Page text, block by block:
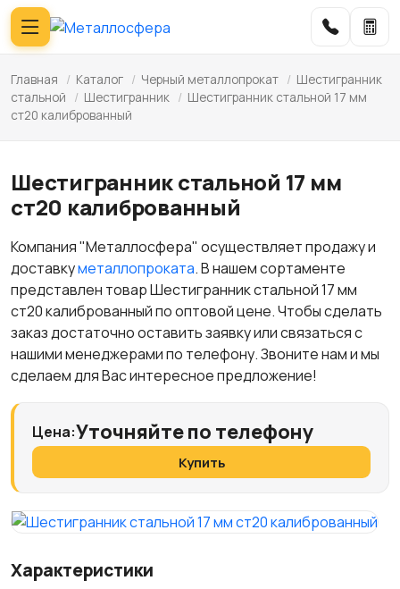
Главная / Каталог / Черный металлопрокат / Шестигранник
стальной
/ Шестигранник / Шестигранник стальной 17 мм
ст20 калиброванный
Шестигранник стальной 17 мм
ст20 калиброванный
Компания "Металлосфера" осуществляет продажу и
доставкуметаллопроката. В нашем сортаменте
представлен товар Шестигранник стальной 17 мм
ст20 калиброванный по оптовой цене. Чтобы сделать
заказ достаточно оставить заявку или связаться с
нашими менеджерами по телефону. Звоните нам и мы
сделаем для Вас интересное предложение!
Цена:Уточняйте по телефону
Купить
Характеристики